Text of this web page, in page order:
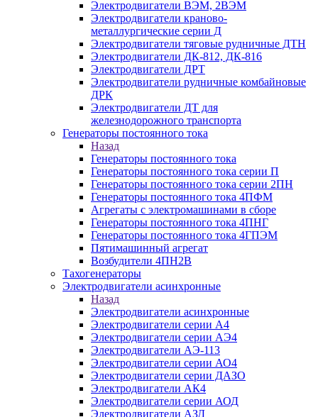
Электродвигатели ВЭМ, 2ВЭМ
Электродвигатели краново-
металлургические серии Д
Электродвигатели тяговые рудничные ДТН
Электродвигатели ДК-812, ДК-816
Электродвигатели ДРТ
Электродвигатели рудничные комбайновые
ДРК
Электродвигатели ДТ для
железнодорожного транспорта
Генераторы постоянного тока
Назад
Генераторы постоянного тока
Генераторы постоянного тока серии П
Генераторы постоянного тока серии 2ПН
Генераторы постоянного тока 4ПФМ
Агрегаты с электромашинами в сборе
Генераторы постоянного тока 4ПНГ
Генераторы постоянного тока 4ГПЭМ
Пятимашинный агрегат
Возбудители 4ПН2В
Тахогенераторы
Электродвигатели асинхронные
Назад
Электродвигатели асинхронные
Электродвигатели серии А4
Электродвигатели серии АЭ4
Электродвигатели АЭ-113
Электродвигатели серии АО4
Электродвигатели серии ДАЗО
Электродвигатели АК4
Электродвигатели серии АОД
Электродвигатели АЗД